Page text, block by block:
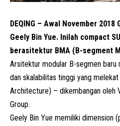
DEQING – Awal November
Geely Bin Yue. Inilah compact
berasitektur BMA (B-segment
Arsitektur modular B-segmen baru
dan skalabilitas tinggi yang
Architecture) – dikembangan oleh
Group.
Geely Bin Yue memiliki dimension